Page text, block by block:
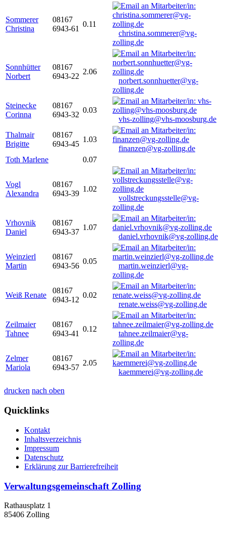
Sommerer
Christina
08167
6943-61
0.11
christina.sommerer@vg-
zolling.de
Sonnhütter
Norbert
08167
6943-22
2.06
norbert.sonnhuetter@vg-
zolling.de
Steinecke
Corinna
08167
6943-32
0.03
vhs-zolling@vhs-moosburg.de
Thalmair
Brigitte
08167
6943-45
1.03
finanzen@vg-zolling.de
Toth Marlene
0.07
Vogl
Alexandra
08167
6943-39
1.02
vollstreckungsstelle@vg-
zolling.de
Vrhovnik
Daniel
08167
6943-37
1.07
daniel.vrhovnik@vg-zolling.de
Weinzierl
Martin
08167
6943-56
0.05
martin.weinzierl@vg-
zolling.de
Weiß Renate
08167
6943-12
0.02
renate.weiss@vg-zolling.de
Zeilmaier
Tahnee
08167
6943-41
0.12
tahnee.zeilmaier@vg-
zolling.de
Zelmer
Mariola
08167
6943-57
2.05
kaemmerei@vg-zolling.de
drucken nach oben
Quicklinks
Kontakt
Inhaltsverzeichnis
Impressum
Datenschutz
Erklärung zur Barrierefreiheit
Verwaltungsgemeinschaft Zolling
Rathausplatz 1
85406 Zolling